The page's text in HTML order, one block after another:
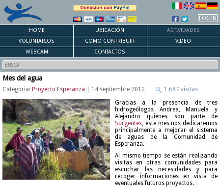
LOGIN
HOME UBICACIÓN
ACTIVIDADES
VOLUNTARIOS
COMO CONTRIBUIR
VIDEO
WEBCAM
CONTACTOS
Mes del agua
Categoria: Proyecto Esperanza | 14 septiembre 2012
1.687 visitas
Gracias a la presencia de tres
hidrogeólogos Andrea, Manuela y
Alejandro quienes son parte de
Surgentes, este mes nos dedicaremos
principalmente a mejorar el sistema
de aguas de la Comunidad de
Esperanza.
Al mismo tiempo se están realizando
visitas en otras comunidades para
escuchar las necesidades y para
recoger informaciones en vista de
eventuales futuros proyectos.